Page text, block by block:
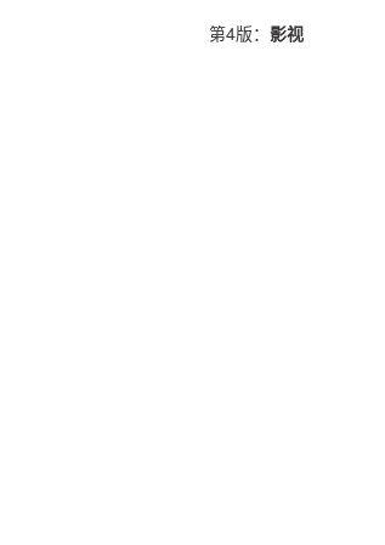
第4版： 影视